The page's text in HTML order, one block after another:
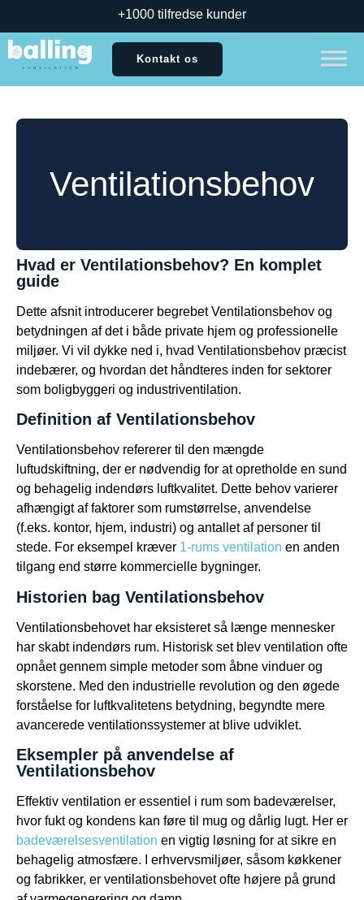
+1000 tilfredse kunder
Kontakt os
Ventilationsbehov
Hvad er Ventilationsbehov? En komplet
guide
Dette afsnit introducerer begrebet Ventilationsbehov og
betydningen af det i både private hjem og professionelle
miljøer. Vi vil dykke ned i, hvad Ventilationsbehov præcist
indebærer, og hvordan det håndteres inden for sektorer
som boligbyggeri og industriventilation.
Definition af Ventilationsbehov
Ventilationsbehov refererer til den mængde
luftudskiftning, der er nødvendig for at opretholde en sund
og behagelig indendørs luftkvalitet. Dette behov varierer
afhængigt af faktorer som rumstørrelse, anvendelse
(f.eks. kontor, hjem, industri) og antallet af personer til
stede. For eksempel kræver 1-rums ventilation en anden
tilgang end større kommercielle bygninger.
Historien bag Ventilationsbehov
Ventilationsbehovet har eksisteret så længe mennesker
har skabt indendørs rum. Historisk set blev ventilation ofte
opnået gennem simple metoder som åbne vinduer og
skorstene. Med den industrielle revolution og den øgede
forståelse for luftkvalitetens betydning, begyndte mere
avancerede ventilationssystemer at blive udviklet.
Eksempler på anvendelse af
Ventilationsbehov
Effektiv ventilation er essentiel i rum som badeværelser,
hvor fukt og kondens kan føre til mug og dårlig lugt. Her er
badeværelsesventilation en vigtig løsning for at sikre en
behagelig atmosfære. I erhvervsmiljøer, såsom køkkener
og fabrikker, er ventilationsbehovet ofte højere på grund